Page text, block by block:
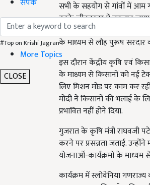
#Top on Krishi Jagran
More Topics
CLOSE
सभी के सहयोग से गांवों में आम
उनके जीवनस्तर में बदलाव
मंत्री नरेंद्र सिंह तोमर ने
के माध्यम से लौह पुरूष सरदार
इस दौरान केंद्रीय कृषि एवं
के माध्यम से किसानों को नई
लिए मिशन मोड पर काम कर
मोदी ने किसानों की भलाई के
प्रभावित नहीं होने दिया.
गुजरात के कृषि मंत्री राघवजी
करने पर प्रसन्नता जताई.
योजनाओं-कार्यक्रमों के माध्यम से
कार्यक्रम में स्लोवेनिया